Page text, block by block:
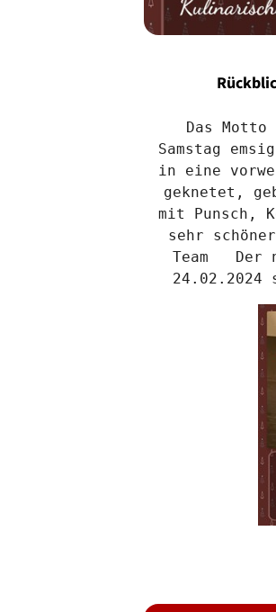
Samstag
in eine
geknetet,
mit Punsch,
sehr
Team